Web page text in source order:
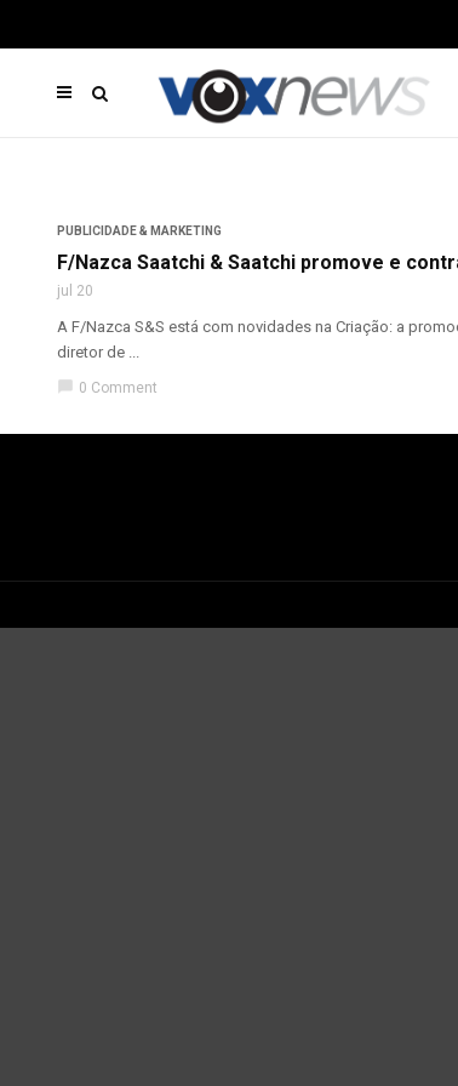
PUBLICIDADE & MARKETING
F/Nazca Saatchi & Saatchi promove e
jul 20
A F/Nazca S&S está com novidades na Criação: a
diretor de ...
chat_bubble 0 Comment